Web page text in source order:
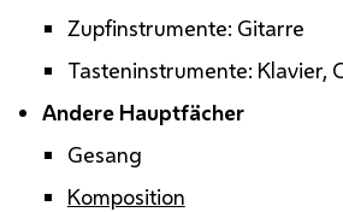
Zupfinstrumente: Gitarre
Tasteninstrumente: Klavier,
Andere Hauptfächer
Gesang
Komposition